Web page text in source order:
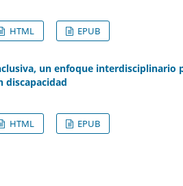
HTML EPUB
un enfoque
discapacidad
HTML EPUB